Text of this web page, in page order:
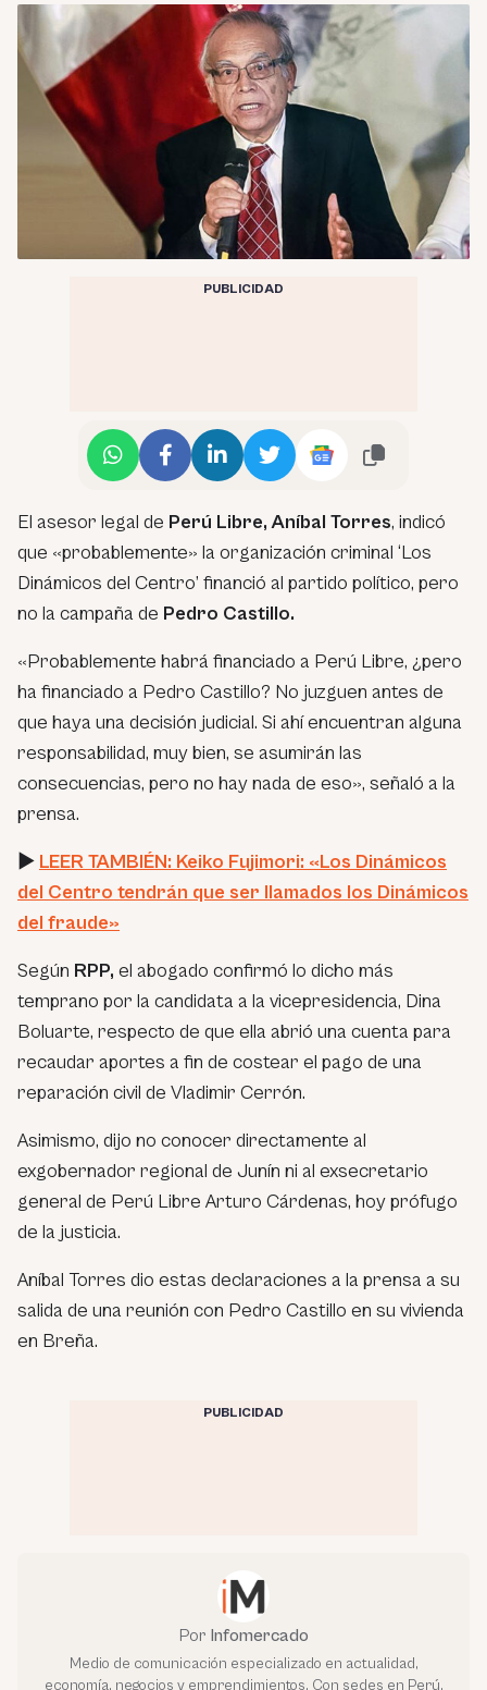
PUBLICIDAD
El asesor legal de Perú Libre, Aníbal Torres, indicó
que «probablemente» la organización criminal ‘Los
Dinámicos del Centro’ financió al partido político, pero
no la campaña de Pedro Castillo.
«Probablemente habrá financiado a Perú Libre, ¿pero
ha financiado a Pedro Castillo? No juzguen antes de
que haya una decisión judicial. Si ahí encuentran alguna
responsabilidad, muy bien, se asumirán las
consecuencias, pero no hay nada de eso», señaló a la
prensa.
► LEER TAMBIÉN: Keiko Fujimori: «Los Dinámicos
del Centro tendrán que ser llamados los Dinámicos
del fraude»
Según RPP, el abogado confirmó lo dicho más
temprano por la candidata a la vicepresidencia, Dina
Boluarte, respecto de que ella abrió una cuenta para
recaudar aportes a fin de costear el pago de una
reparación civil de Vladimir Cerrón.
Asimismo, dijo no conocer directamente al
exgobernador regional de Junín ni al exsecretario
general de Perú Libre Arturo Cárdenas, hoy prófugo
de la justicia.
Aníbal Torres dio estas declaraciones a la prensa a su
salida de una reunión con Pedro Castillo en su vivienda
en Breña.
PUBLICIDAD
Por Infomercado
Medio de comunicación especializado en actualidad,
economía, negocios y emprendimientos. Con sedes en Perú,